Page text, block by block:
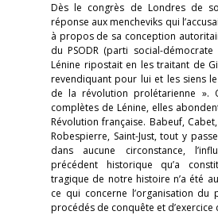
Dès le congrès de Londres de
réponse aux mencheviks qui
à propos de sa conception
du PSODR (parti social-
Lénine ripostait en les traitant de
revendiquant pour lui et les siens
de la révolution prolétarienne ».
complètes de Lénine, elles
Révolution française. Babeuf,
Robespierre, Saint-Just, tout y
dans aucune circonstance,
précédent historique qu’a
tragique de notre histoire n’a été
ce qui concerne l’organisation du
procédés de conquête et d’exercice